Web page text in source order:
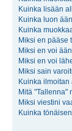
Kuinka lisään
Kuinka luon
Kuinka
Miksi en pääse
Miksi en voi
Miksi en voi
Miksi sain
Kuinka
Mitä "Tallenna"
Miksi viestini
Kuinka